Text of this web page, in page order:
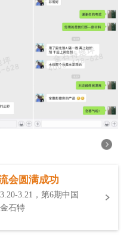
会圆满成功
3.21，第6期中国
石特